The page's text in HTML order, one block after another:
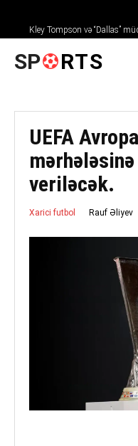
Kley Tompson və “Dallas”
SP RTS
UEFA
veriləcək.
Xarici futbol Rauf Əliyev